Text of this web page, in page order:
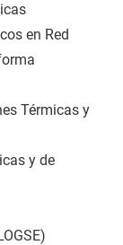
en Red
Térmicas y
y de